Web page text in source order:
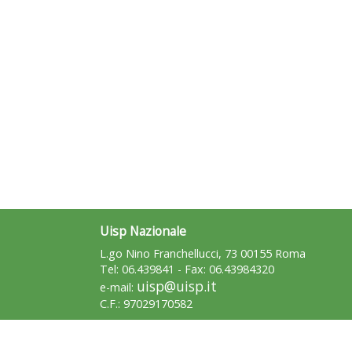
Uisp Nazionale
L.go Nino Franchellucci, 73 00155 Roma
Tel: 06.439841 - Fax: 06.43984320
e-mail: uisp@uisp.it
C.F.: 97029170582